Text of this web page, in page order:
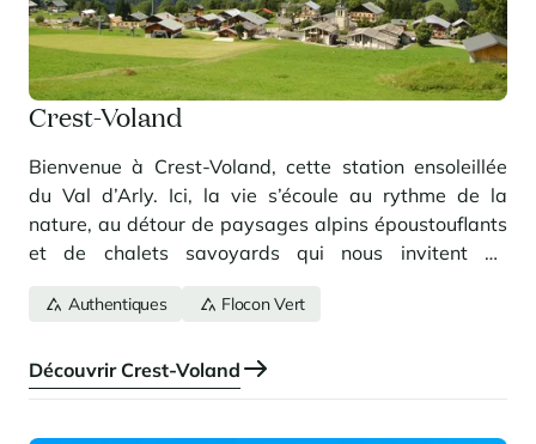
Crest-Voland
Bienvenue à Crest-Voland, cette station ensoleillée
du Val d’Arly. Ici, la vie s’écoule au rythme de la
nature, au détour de paysages alpins époustouflants
et de chalets savoyards qui nous invitent au
Voland continue de nous séduire, saison après saison.
Authentiques Flocon Vert
Découvrir Crest-Voland